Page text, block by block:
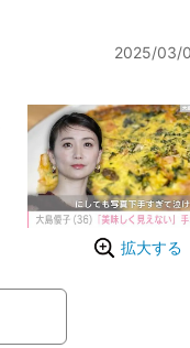
2025/03/
拡大する